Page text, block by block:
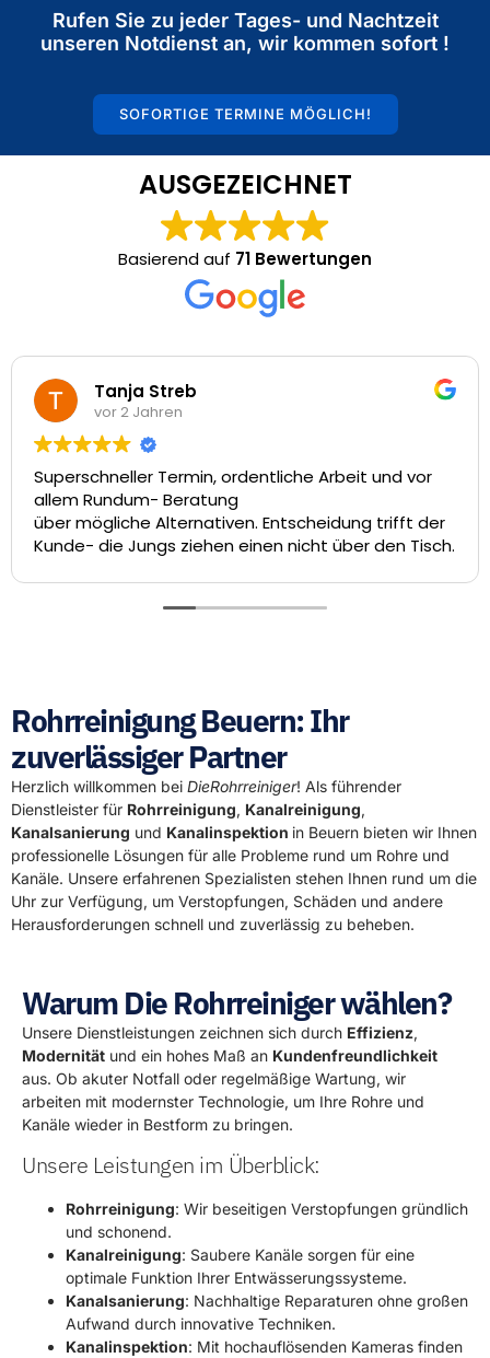
Rufen Sie zu jeder Tages- und Nachtzeit
unseren Notdienst an, wir kommen sofort !
SOFORTIGE TERMINE MÖGLICH!
AUSGEZEICHNET
Basierend auf 71 Bewertungen
Tanja Streb
vor 2 Jahren
Superschneller Termin, ordentliche Arbeit und vor
allem Rundum- Beratung
über mögliche Alternativen. Entscheidung trifft der
Kunde- die Jungs ziehen einen nicht über den Tisch.
Rohrreinigung Beuern: Ihr
zuverlässiger Partner
Herzlich willkommen bei DieRohrreiniger! Als führender
Dienstleister für Rohrreinigung, Kanalreinigung,
Kanalsanierung und Kanalinspektion in Beuern bieten wir Ihnen
professionelle Lösungen für alle Probleme rund um Rohre und
Kanäle. Unsere erfahrenen Spezialisten stehen Ihnen rund um die
Uhr zur Verfügung, um Verstopfungen, Schäden und andere
Herausforderungen schnell und zuverlässig zu beheben.
Warum Die Rohrreiniger wählen?
Unsere Dienstleistungen zeichnen sich durch Effizienz,
Modernität und ein hohes Maß an Kundenfreundlichkeit
aus. Ob akuter Notfall oder regelmäßige Wartung, wir
arbeiten mit modernster Technologie, um Ihre Rohre und
Kanäle wieder in Bestform zu bringen.
Unsere Leistungen im Überblick:
Rohrreinigung: Wir beseitigen Verstopfungen gründlich
und schonend.
Kanalreinigung: Saubere Kanäle sorgen für eine
optimale Funktion Ihrer Entwässerungssysteme.
Kanalsanierung: Nachhaltige Reparaturen ohne großen
Aufwand durch innovative Techniken.
Kanalinspektion: Mit hochauflösenden Kameras finden